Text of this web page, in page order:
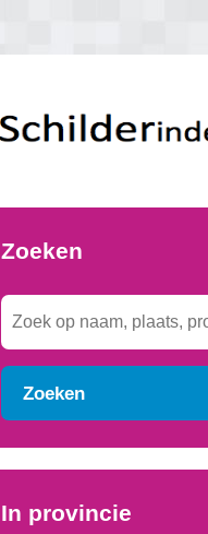
Zoeken
Zoeken
In provincie